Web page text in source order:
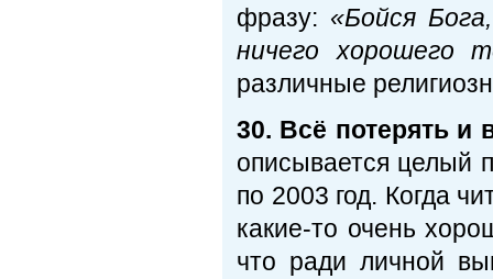
фразу: «Бойся
ничего хорошего
различные
30. Всё потерять
описывается целый
по 2003 год. Когда
какие-то очень
что ради личной